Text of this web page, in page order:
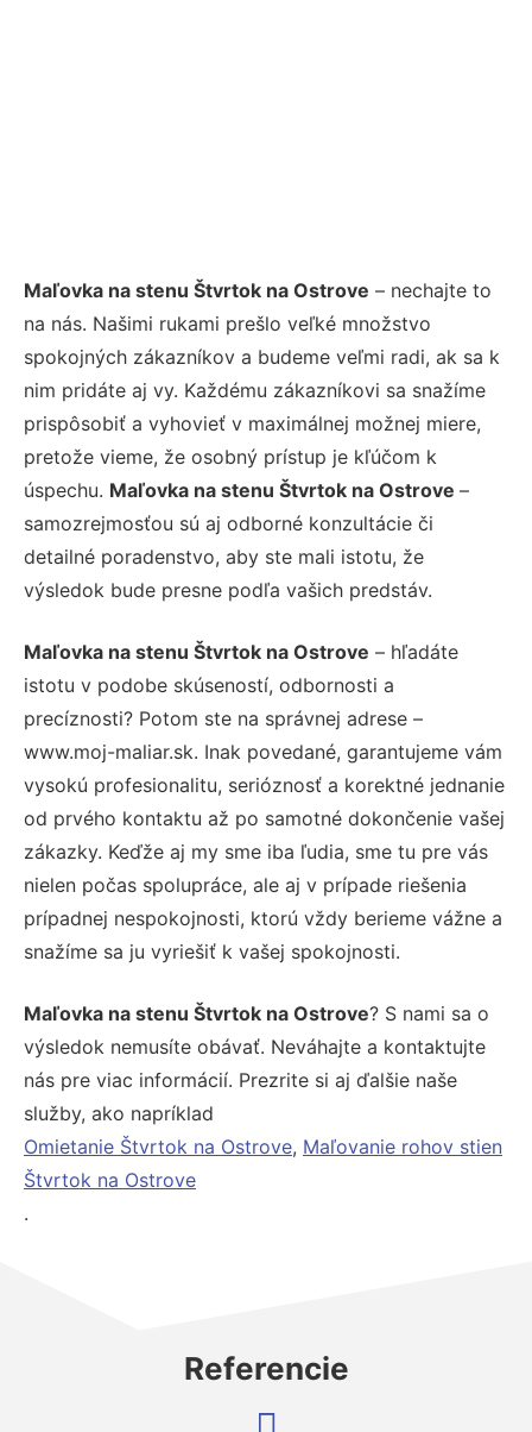
Maľovka na stenu Štvrtok na Ostrove – nechajte to
na nás. Našimi rukami prešlo veľké množstvo
spokojných zákazníkov a budeme veľmi radi, ak sa k
nim pridáte aj vy. Každému zákazníkovi sa snažíme
prispôsobiť a vyhovieť v maximálnej možnej miere,
pretože vieme, že osobný prístup je kľúčom k
úspechu. Maľovka na stenu Štvrtok na Ostrove –
samozrejmosťou sú aj odborné konzultácie či
detailné poradenstvo, aby ste mali istotu, že
výsledok bude presne podľa vašich predstáv.
Maľovka na stenu Štvrtok na Ostrove – hľadáte
istotu v podobe skúseností, odbornosti a
precíznosti? Potom ste na správnej adrese –
www.moj-maliar.sk. Inak povedané, garantujeme vám
vysokú profesionalitu, serióznosť a korektné jednanie
od prvého kontaktu až po samotné dokončenie vašej
zákazky. Keďže aj my sme iba ľudia, sme tu pre vás
nielen počas spolupráce, ale aj v prípade riešenia
prípadnej nespokojnosti, ktorú vždy berieme vážne a
snažíme sa ju vyriešiť k vašej spokojnosti.
Maľovka na stenu Štvrtok na Ostrove? S nami sa o
výsledok nemusíte obávať. Neváhajte a kontaktujte
nás pre viac informácií. Prezrite si aj ďalšie naše
služby, ako napríklad
Omietanie Štvrtok na Ostrove, Maľovanie rohov stien
Štvrtok na Ostrove
.
Referencie